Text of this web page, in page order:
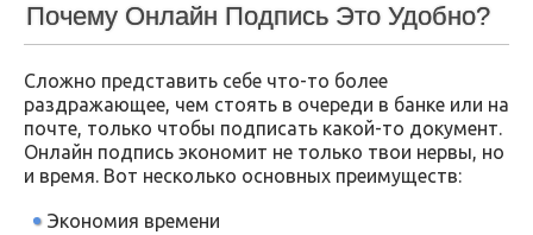
Почему Онлайн Подпись Это Удобно?
Сложно представить себе что-то более
раздражающее, чем стоять в очереди в банке или на
почте, только чтобы подписать какой-то документ.
Онлайн подпись экономит не только твои нервы, но
и время. Вот несколько основных преимуществ:
Экономия времени